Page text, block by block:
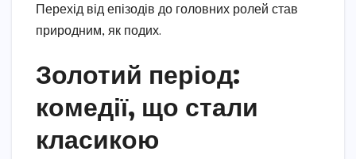
Перехід від епізодів до головних ролей став
природним, як подих.
Золотий період:
комедії, що стали
класикою